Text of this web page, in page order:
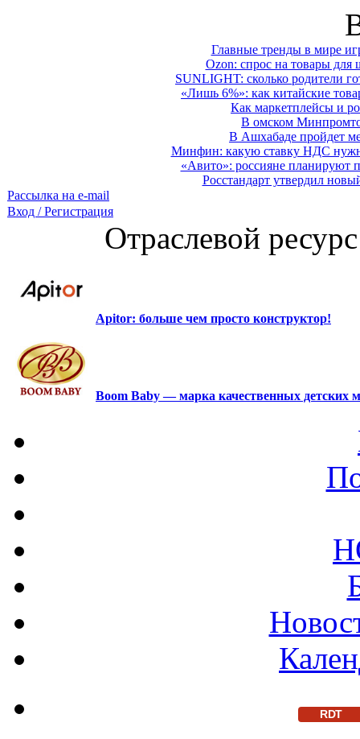
Главные тренды в мире
Ozon: спрос на товары для
SUNLIGHT: сколько родители
«Лишь 6%»: как китайские
Как маркетплейсы и
В омском
В Ашхабаде пройдет
Минфин: какую ставку НДС
«Авито»: россияне планируют
Росстандарт утвердил
Рассылка на e-mail
Вход / Регистрация
Отраслевой
Apitor: больше чем просто конструктор!
Boom Baby — марка качественных детских
RDT